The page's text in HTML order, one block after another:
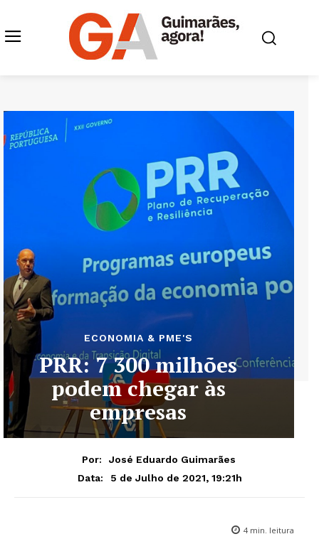
ECONOMIA & PME'S
PRR: 7 300 milhões
podem chegar às
empresas
Por:
José Eduardo Guimarães
Data:
5 de Julho de 2021, 19:21h
4 min. leitura